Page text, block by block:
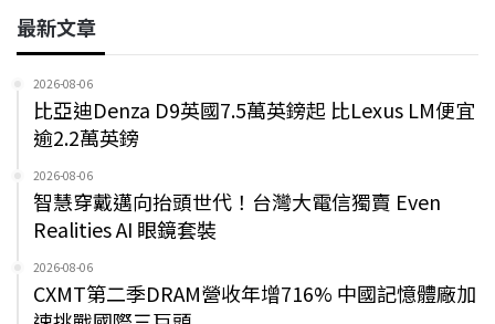
最新文章
2026-08-06
比亞迪Denza D9英國7.5萬英鎊起 比Lexus LM便宜
逾2.2萬英鎊
2026-08-06
智慧穿戴邁向抬頭世代！台灣大電信獨賣 Even
Realities AI 眼鏡套裝
2026-08-06
CXMT第二季DRAM營收年增716% 中國記憶體廠加